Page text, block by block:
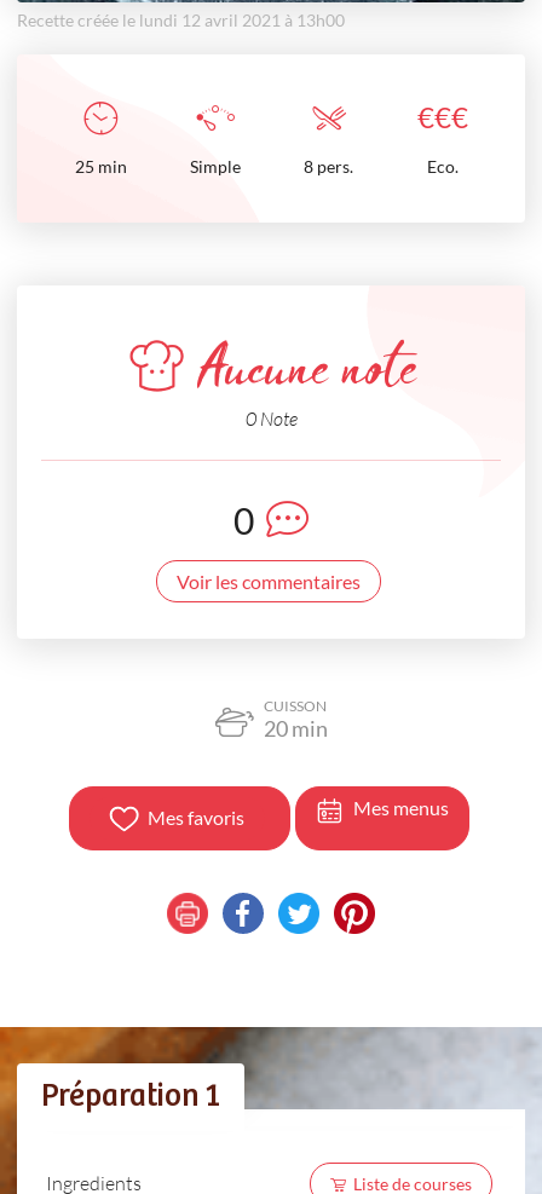
Recette créée le lundi 12 avril 2021 à 13h00
€€€
25 min Simple 8 pers. Eco.
Aucune note
0 Note
0
Voir les commentaires
CUISSON
20min
Mes favoris Mes menus
Préparation 1
Ingredients Liste de courses